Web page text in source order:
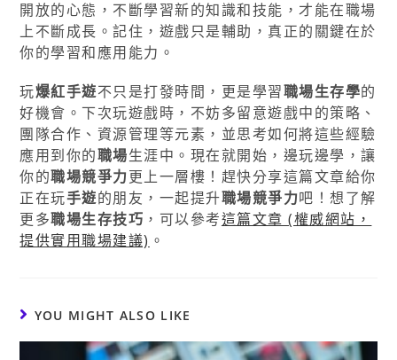
開放的心態，不斷學習新的知識和技能，才能在職場
上不斷成長。記住，遊戲只是輔助，真正的關鍵在於
你的學習和應用能力。
玩爆紅手遊不只是打發時間，更是學習職場生存學的
好機會。下次玩遊戲時，不妨多留意遊戲中的策略、
團隊合作、資源管理等元素，並思考如何將這些經驗
應用到你的職場生涯中。現在就開始，邊玩邊學，讓
你的職場競爭力更上一層樓！趕快分享這篇文章給你
正在玩手遊的朋友，一起提升職場競爭力吧！想了解
更多職場生存技巧 ，可以參考這篇文章 (權威網站，
提供實用職場建議) 。
YOU MIGHT ALSO LIKE